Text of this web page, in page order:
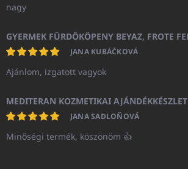
nagy
JANA KUBÁČKOVÁ
Ajánlom, izgatott vagyok
MEDITERAN KOZMETIKAI AJÁNDÉKKÉSZLET
JANA SADLOŇOVÁ
Minőségi termék, köszönöm 👍